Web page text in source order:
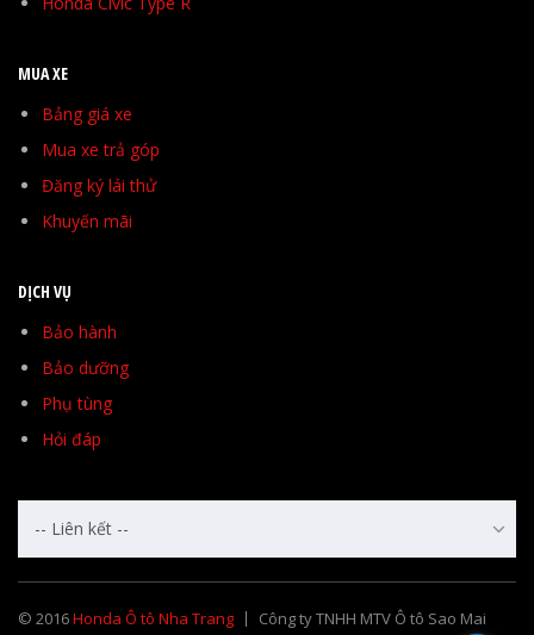
MUA XE
Bảng giá xe
Mua xe trả góp
Đăng ký lái thử
Khuyến mãi
DỊCH VỤ
Bảo hành
Bảo dưỡng
Phụ tùng
Hỏi đáp
-- Liên kết --
© 2016Honda Ô tô Nha Trang
Công ty TNHH MTV Ô tô Sao Mai